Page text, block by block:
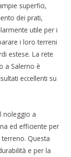
superfici,
dei prati,
utile per i
i loro terreni
estese. La rete
a Salerno è
eccellenti su
noleggio a
ed efficiente per
Questa
e per la